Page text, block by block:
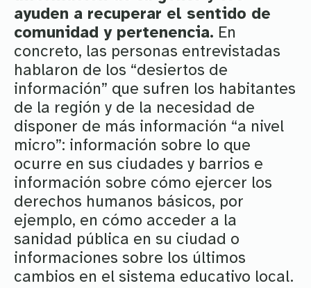
ayuden a recuperar el sentido de
comunidad y pertenencia. En
concreto, las personas entrevistadas
hablaron de los “desiertos de
información” que sufren los habitantes
de la región y de la necesidad de
disponer de más información “a nivel
micro”: información sobre lo que
ocurre en sus ciudades y barrios e
información sobre cómo ejercer los
derechos humanos básicos, por
ejemplo, en cómo acceder a la
sanidad pública en su ciudad o
informaciones sobre los últimos
cambios en el sistema educativo local.